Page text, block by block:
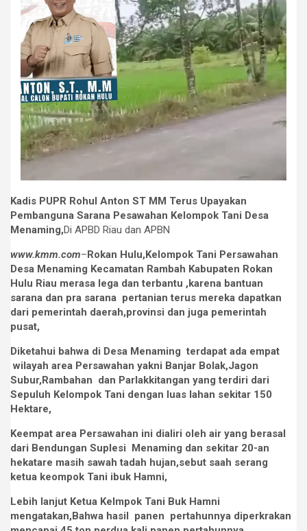
Kadis PUPR Rohul Anton ST MM Terus Upayakan
Pembanguna Sarana Pesawahan Kelompok Tani Desa
Menaming,Di APBD Riau dan APBN
www.kmm.com–Rokan Hulu,Kelompok Tani Persawahan
Desa Menaming Kecamatan Rambah Kabupaten Rokan
Hulu Riau merasa lega dan terbantu ,karena bantuan
sarana dan pra sarana pertanian terus mereka dapatkan
dari pemerintah daerah,provinsi dan juga pemerintah
pusat,
Diketahui bahwa di Desa Menaming terdapat ada empat
wilayah area Persawahan yakni Banjar Bolak,Jagon
Subur,Rambahan dan Parlakkitangan yang terdiri dari
Sepuluh Kelompok Tani dengan luas lahan sekitar 150
Hektare,
Keempat area Persawahan ini dialiri oleh air yang berasal
dari Bendungan Suplesi Menaming dan sekitar 20-an
hekatare masih sawah tadah hujan,sebut saah serang
ketua keompok Tani ibuk Hamni,
Lebih lanjut Ketua Kelmpok Tani Buk Hamni
mengatakan,Bahwa hasil panen pertahunnya diperkrakan